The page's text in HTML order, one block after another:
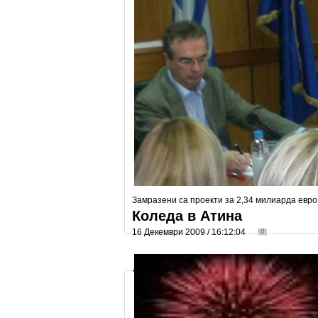
Замразени са проекти за 2,34 милиарда евро
Коледа в Атина
16 Декември 2009 / 16:12:04 0